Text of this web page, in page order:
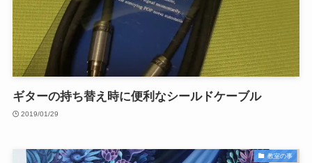
ギターの持ち替え時に便利なシールドケーブル
2019/01/29
教室の事